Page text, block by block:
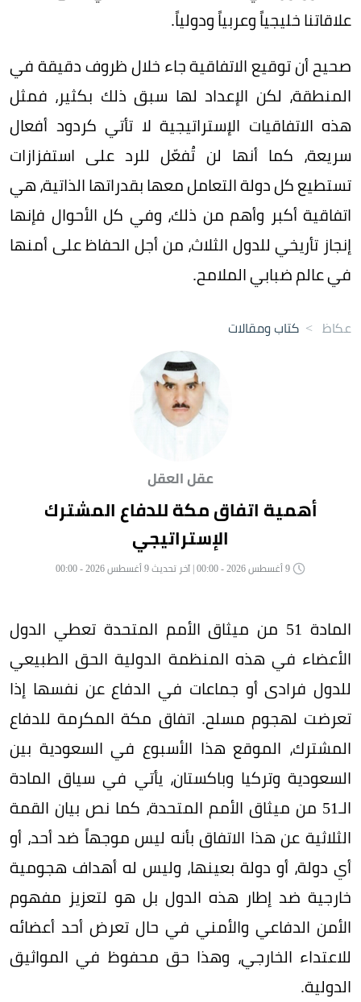
علاقاتنا خليجياً وعربياً ودولياً.
صحيح أن توقيع الاتفاقية جاء خلال ظروف دقيقة في
المنطقة، لكن الإعداد لها سبق ذلك بكثير، فمثل
هذه الاتفاقيات الإستراتيجية لا تأتي كردود أفعال
سريعة، كما أنها لن تُفعّل للرد على استفزازات
تستطيع كل دولة التعامل معها بقدراتها الذاتية، هي
اتفاقية أكبر وأهم من ذلك، وفي كل الأحوال فإنها
إنجاز تأريخي للدول الثلاث، من أجل الحفاظ على أمنها
في عالم ضبابي الملامح.
عكاظ > كتاب ومقالات
عقل العقل
أهمية اتفاق مكة للدفاع المشترك
الإستراتيجي
المادة 51 من ميثاق الأمم المتحدة تعطي الدول
الأعضاء في هذه المنظمة الدولية الحق الطبيعي
للدول فرادى أو جماعات في الدفاع عن نفسها إذا
تعرضت لهجوم مسلح. اتفاق مكة المكرمة للدفاع
المشترك، الموقع هذا الأسبوع في السعودية بين
السعودية وتركيا وباكستان، يأتي في سياق المادة
الـ51 من ميثاق الأمم المتحدة، كما نص بيان القمة
الثلاثية عن هذا الاتفاق بأنه ليس موجهاً ضد أحد، أو
أي دولة، أو دولة بعينها، وليس له أهداف هجومية
خارجية ضد إطار هذه الدول بل هو لتعزيز مفهوم
الأمن الدفاعي والأمني في حال تعرض أحد أعضائه
للاعتداء الخارجي، وهذا حق محفوظ في المواثيق
الدولية.